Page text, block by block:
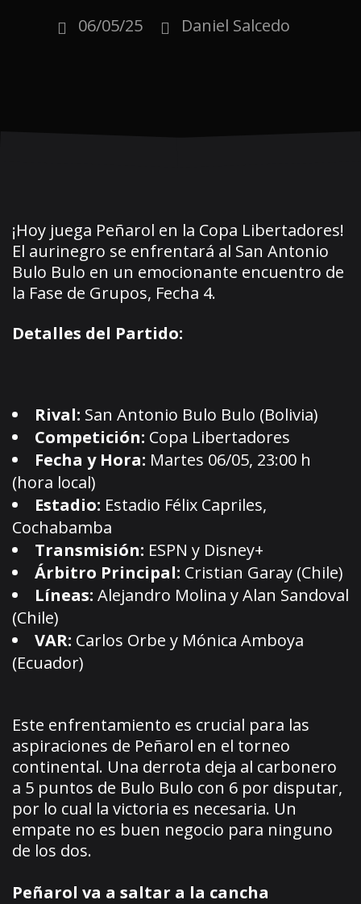
06/05/25 Daniel Salcedo
¡Hoy juega Peñarol en la Copa Libertadores!
El aurinegro se enfrentará al San Antonio
Bulo Bulo en un emocionante encuentro de
la Fase de Grupos, Fecha 4.
Detalles del Partido:
Rival: San Antonio Bulo Bulo (Bolivia)
Competición: Copa Libertadores
Fecha y Hora: Martes 06/05, 23:00 h
(hora local)
Estadio: Estadio Félix Capriles,
Cochabamba
Transmisión: ESPN y Disney+
Árbitro Principal: Cristian Garay (Chile)
Líneas: Alejandro Molina y Alan Sandoval
(Chile)
VAR: Carlos Orbe y Mónica Amboya
(Ecuador)
Este enfrentamiento es crucial para las
aspiraciones de Peñarol en el torneo
continental. Una derrota deja al carbonero
a 5 puntos de Bulo Bulo con 6 por disputar,
por lo cual la victoria es necesaria. Un
empate no es buen negocio para ninguno
de los dos.
Peñarol va a saltar a la cancha